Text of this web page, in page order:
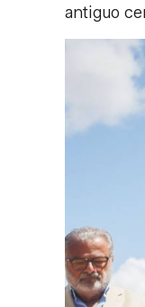
antiguo